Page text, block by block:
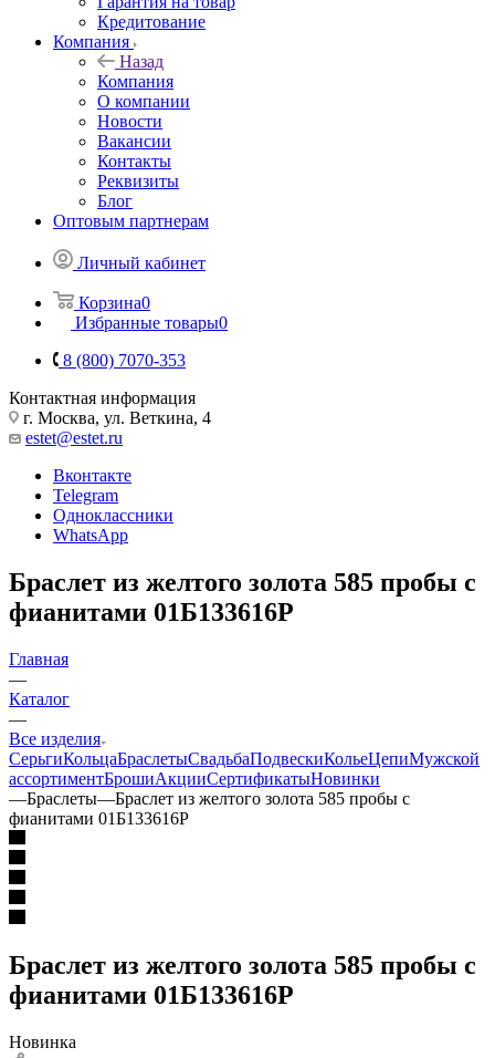
Кредитование
Компания
Назад
Компания
О компании
Новости
Вакансии
Контакты
Реквизиты
Блог
Оптовым партнерам
Личный кабинет
Корзина0
Избранные товары0
8 (800) 7070-353
Контактная информация
г. Москва, ул. Веткина, 4
estet@estet.ru
Вконтакте
Telegram
Одноклассники
WhatsApp
Браслет из желтого золота 585 пробы с
фианитами 01Б133616Р
Главная
—
Каталог
—
Все изделия
СерьгиКольцаБраслетыСвадьбаПодвескиКольеЦепиМужской
ассортиментБрошиАкцииСертификатыНовинки
—Браслеты—Браслет из желтого золота 585 пробы с
фианитами 01Б133616Р
Браслет из желтого золота 585 пробы с
фианитами 01Б133616Р
Новинка